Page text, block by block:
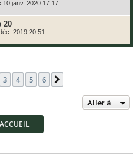
10 janv. 2020 17:17
20
2019 20:51
3 4 5 6
Aller à